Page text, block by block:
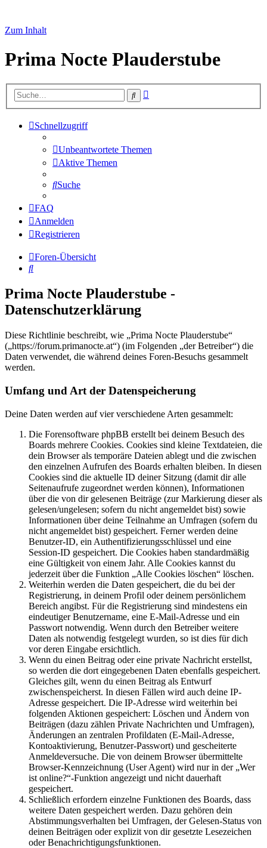
Zum Inhalt
Prima Nocte Plauderstube
Suche
Schnellzugriff
Unbeantwortete Themen
Aktive Themen
Suche
FAQ
Anmelden
Registrieren
Foren-Übersicht
Suche
Prima Nocte Plauderstube -
Datenschutzerklärung
Diese Richtlinie beschreibt, wie „Prima Nocte Plauderstube“
(„https://forum.primanocte.at“) (im Folgenden „der Betreiber“) die
Daten verwendet, die während deines Foren-Besuchs gesammelt
werden.
Umfang und Art der Datenspeicherung
Deine Daten werden auf vier verschiedene Arten gesammelt:
Die Forensoftware phpBB erstellt bei deinem Besuch des
Boards mehrere Cookies. Cookies sind kleine Textdateien, die
dein Browser als temporäre Dateien ablegt und die zwischen
den einzelnen Aufrufen des Boards erhalten bleiben. In diesen
Cookies sind die aktuelle ID deiner Sitzung (damit dir alle
Seitenaufrufe zugeordnet werden können), Informationen
über die von dir gelesenen Beiträge (zur Markierung dieser als
gelesen/ungelesen; sofern du nicht angemeldet bist) sowie
Informationen über deine Teilnahme an Umfragen (sofern du
nicht angemeldet bist) gespeichert. Ferner werden deine
Benutzer-ID, ein Authentifizierungsschlüssel und eine
Session-ID gespeichert. Die Cookies haben standardmäßig
eine Gültigkeit von einem Jahr. Alle Cookies kannst du
jederzeit über die Funktion „Alle Cookies löschen“ löschen.
Weiterhin werden die Daten gespeichert, die du bei der
Registrierung, in deinem Profil oder deinem persönlichem
Bereich angibst. Für die Registrierung sind mindestens ein
eindeutiger Benutzername, eine E-Mail-Adresse und ein
Passwort notwendig. Wenn durch den Betreiber weitere
Daten als notwendig festgelegt wurden, so ist dies für dich
vor deren Eingabe ersichtlich.
Wenn du einen Beitrag oder eine private Nachricht erstellst,
so werden die dort eingegebenen Daten ebenfalls gespeichert.
Gleiches gilt, wenn du einen Beitrag als Entwurf
zwischenspeicherst. In diesen Fällen wird auch deine IP-
Adresse gespeichert. Die IP-Adresse wird weiterhin bei
folgenden Aktionen gespeichert: Löschen und Ändern von
Beiträgen (dazu zählen Private Nachrichten und Umfragen),
Änderungen an zentralen Profildaten (E-Mail-Adresse,
Kontoaktivierung, Benutzer-Passwort) und gescheiterte
Anmeldeversuche. Die von deinem Browser übermittelte
Browser-Kennzeichnung (User Agent) wird nur in der „Wer
ist online?“-Funktion angezeigt und nicht dauerhaft
gespeichert.
Schließlich erfordern einzelne Funktionen des Boards, dass
weitere Daten gespeichert werden. Dazu gehören dein
Abstimmungsverhalten bei Umfragen, der Gelesen-Status von
deinen Beiträgen oder explizit von dir gesetzte Lesezeichen
oder Benachrichtigungsfunktionen.